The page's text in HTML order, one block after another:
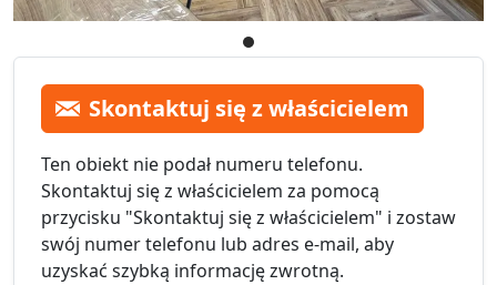
Skontaktuj się z właścicielem
Ten obiekt nie podał numeru telefonu.
Skontaktuj się z właścicielem za pomocą
przycisku "Skontaktuj się z właścicielem" i zostaw
swój numer telefonu lub adres e-mail, aby
uzyskać szybką informację zwrotną.